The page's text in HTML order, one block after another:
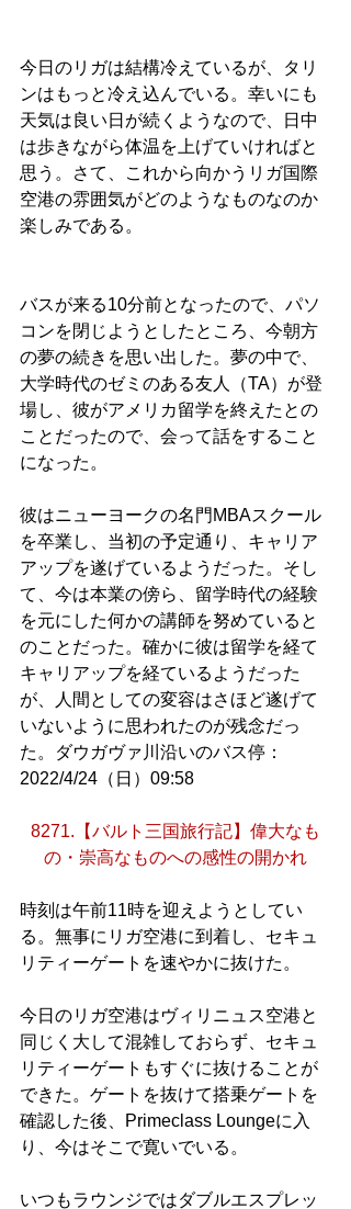
今日のリガは結構冷えているが、タリ
ンはもっと冷え込んでいる。幸いにも
天気は良い日が続くようなので、日中
は歩きながら体温を上げていければと
思う。さて、これから向かうリガ国際
空港の雰囲気がどのようなものなのか
楽しみである。
バスが来る10分前となったので、パソ
コンを閉じようとしたところ、今朝方
の夢の続きを思い出した。夢の中で、
大学時代のゼミのある友人（TA）が登
場し、彼がアメリカ留学を終えたとの
ことだったので、会って話をすること
になった。
彼はニューヨークの名門MBAスクール
を卒業し、当初の予定通り、キャリア
アップを遂げているようだった。そし
て、今は本業の傍ら、留学時代の経験
を元にした何かの講師を努めていると
のことだった。確かに彼は留学を経て
キャリアップを経ているようだった
が、人間としての変容はさほど遂げて
いないように思われたのが残念だっ
た。ダウガヴァ川沿いのバス停：
2022/4/24（日）09:58
8271.【バルト三国旅行記】偉大なも
の・崇高なものへの感性の開かれ
時刻は午前11時を迎えようとしてい
る。無事にリガ空港に到着し、セキュ
リティーゲートを速やかに抜けた。
今日のリガ空港はヴィリニュス空港と
同じく大して混雑しておらず、セキュ
リティーゲートもすぐに抜けることが
できた。ゲートを抜けて搭乗ゲートを
確認した後、Primeclass Loungeに入
り、今はそこで寛いでいる。
いつもラウンジではダブルエスプレッ